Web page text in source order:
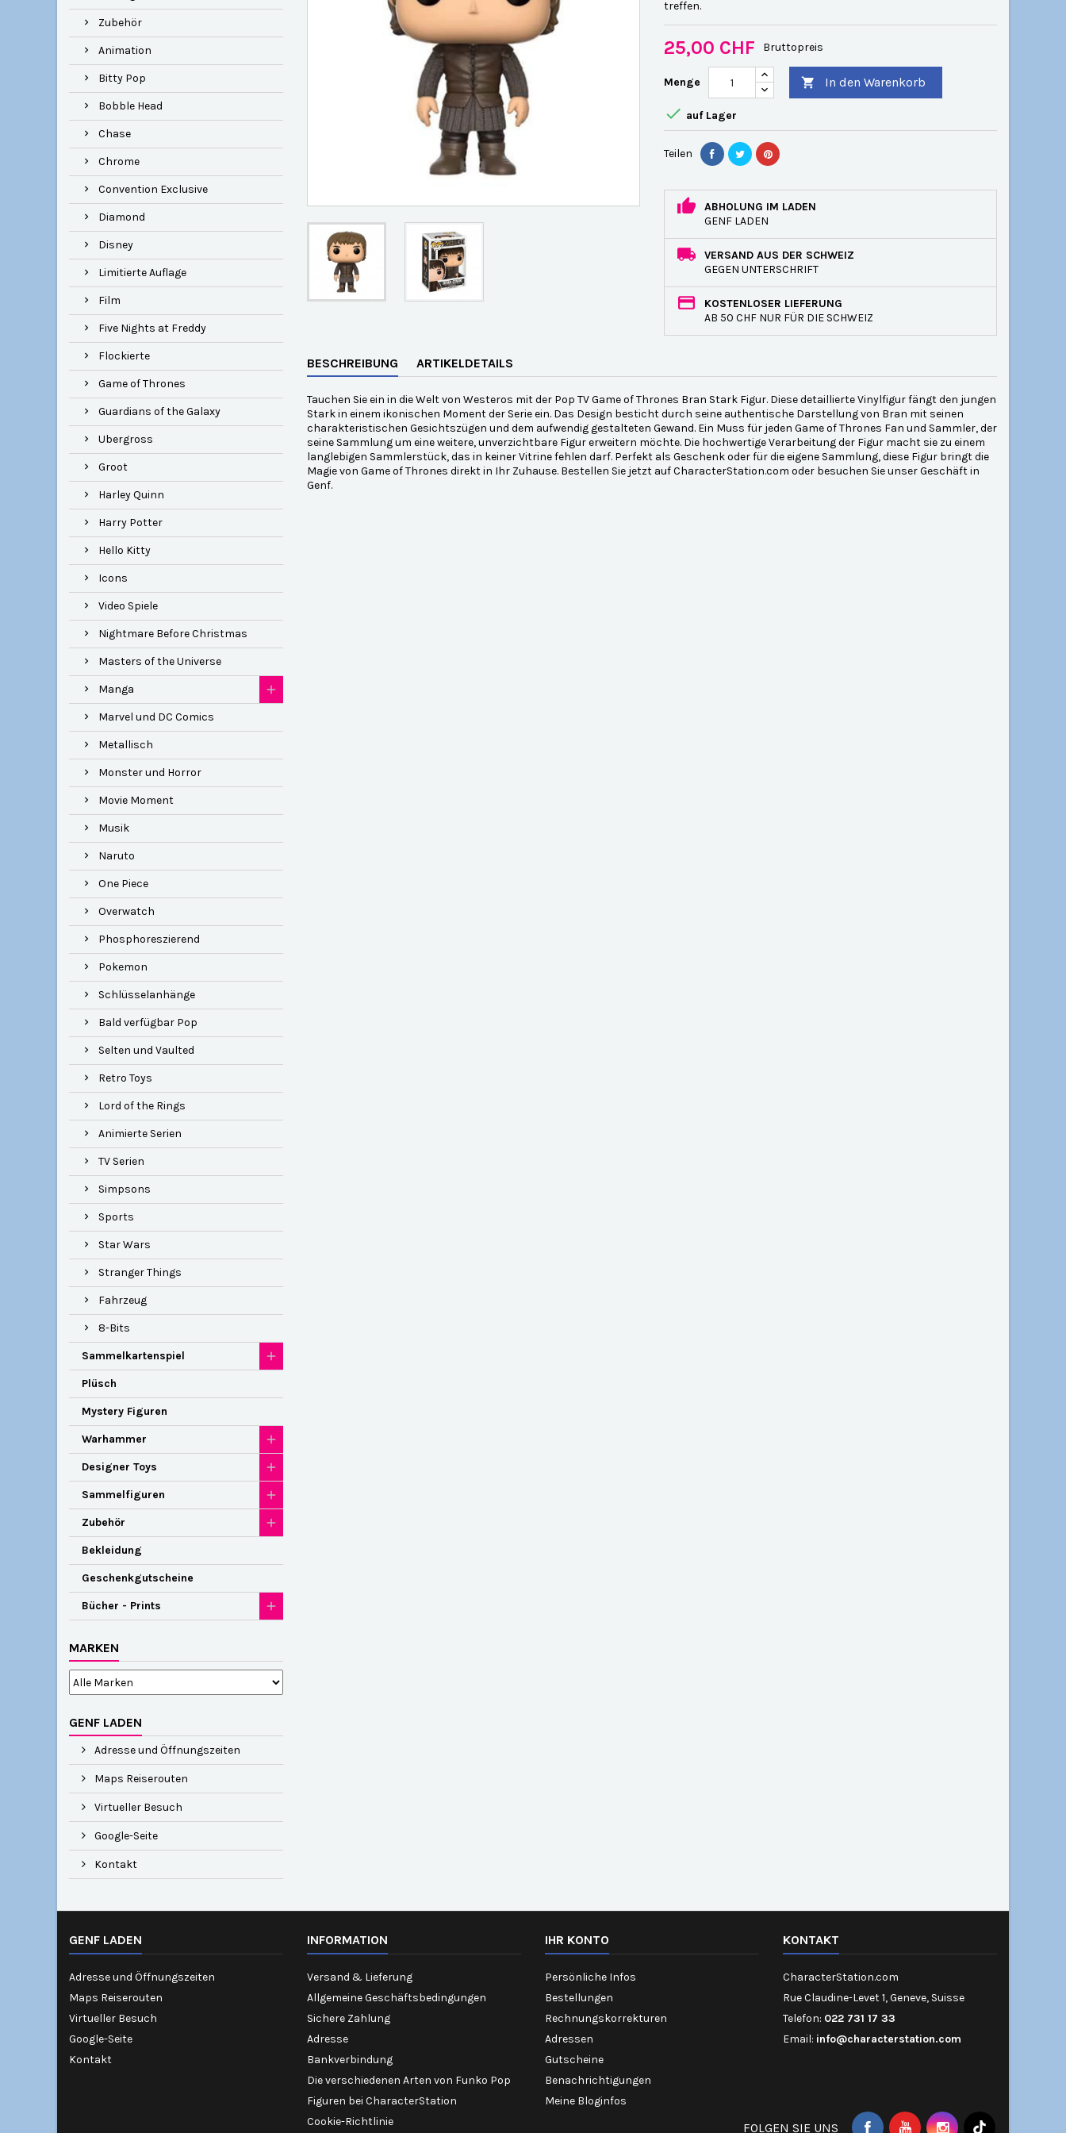
Zubehör
Animation
Bitty Pop
Bobble Head
Chase
Chrome
Convention Exclusive
Diamond
Disney
Limitierte Auflage
Film
Five Nights at Freddy
Flockierte
Game of Thrones
Guardians of the Galaxy
Ubergross
Groot
Harley Quinn
Harry Potter
Hello Kitty
Icons
Video Spiele
Nightmare Before Christmas
Masters of the Universe
Manga
Marvel und DC Comics
Metallisch
Monster und Horror
Movie Moment
Musik
Naruto
One Piece
Overwatch
Phosphoreszierend
Pokemon
Schlüsselanhänge
Bald verfügbar Pop
Selten und Vaulted
Retro Toys
Lord of the Rings
Animierte Serien
TV Serien
Simpsons
Sports
Star Wars
Stranger Things
Fahrzeug
8-Bits
Sammelkartenspiel
Plüsch
Mystery Figuren
Warhammer
Designer Toys
Sammelfiguren
Zubehör
Bekleidung
Geschenkgutscheine
Bücher - Prints
MARKEN
GENF LADEN
Adresse und Öffnungszeiten
Maps Reiserouten
Virtueller Besuch
Google-Seite
Kontakt
treffen.
25,00 CHF Bruttopreis
Menge  In den Warenkorb
 auf Lager
Teilen
ABHOLUNG IM LADEN
GENF LADEN
VERSAND AUS DER SCHWEIZ
GEGEN UNTERSCHRIFT
KOSTENLOSER LIEFERUNG
AB 50 CHF NUR FÜR DIE SCHWEIZ
BESCHREIBUNG ARTIKELDETAILS
Tauchen Sie ein in die Welt von Westeros mit der Pop TV Game of Thrones Bran Stark Figur. Diese detaillierte Vinylfigur fängt den jungen
Stark in einem ikonischen Moment der Serie ein. Das Design besticht durch seine authentische Darstellung von Bran mit seinen
charakteristischen Gesichtszügen und dem aufwendig gestalteten Gewand. Ein Muss für jeden Game of Thrones Fan und Sammler, der
seine Sammlung um eine weitere, unverzichtbare Figur erweitern möchte. Die hochwertige Verarbeitung der Figur macht sie zu einem
langlebigen Sammlerstück, das in keiner Vitrine fehlen darf. Perfekt als Geschenk oder für die eigene Sammlung, diese Figur bringt die
Magie von Game of Thrones direkt in Ihr Zuhause. Bestellen Sie jetzt auf CharacterStation.com oder besuchen Sie unser Geschäft in
Genf.
GENF LADEN
Adresse und Öffnungszeiten
Maps Reiserouten
Virtueller Besuch
Google-Seite
Kontakt
INFORMATION
Versand & Lieferung
Allgemeine Geschäftsbedingungen
Sichere Zahlung
Adresse
Bankverbindung
Die verschiedenen Arten von Funko Pop
Figuren bei CharacterStation
Cookie-Richtlinie
IHR KONTO
Persönliche Infos
Bestellungen
Rechnungskorrekturen
Adressen
Gutscheine
Benachrichtigungen
Meine Bloginfos
KONTAKT
CharacterStation.com
Rue Claudine-Levet 1, Geneve, Suisse
Telefon: 022 731 17 33
Email: info@characterstation.com
FOLGEN SIE UNS